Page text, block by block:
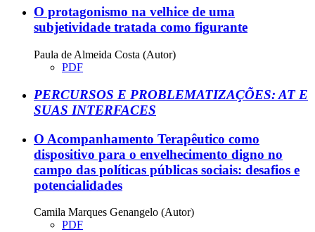
O protagonismo na velhice de uma
subjetividade tratada como figurante
Paula de Almeida Costa (Autor)
PDF
PERCURSOS E PROBLEMATIZAÇÕES: AT E
SUAS INTERFACES
O Acompanhamento Terapêutico como
dispositivo para o envelhecimento digno no
campo das políticas públicas sociais: desafios e
potencialidades
Camila Marques Genangelo (Autor)
PDF